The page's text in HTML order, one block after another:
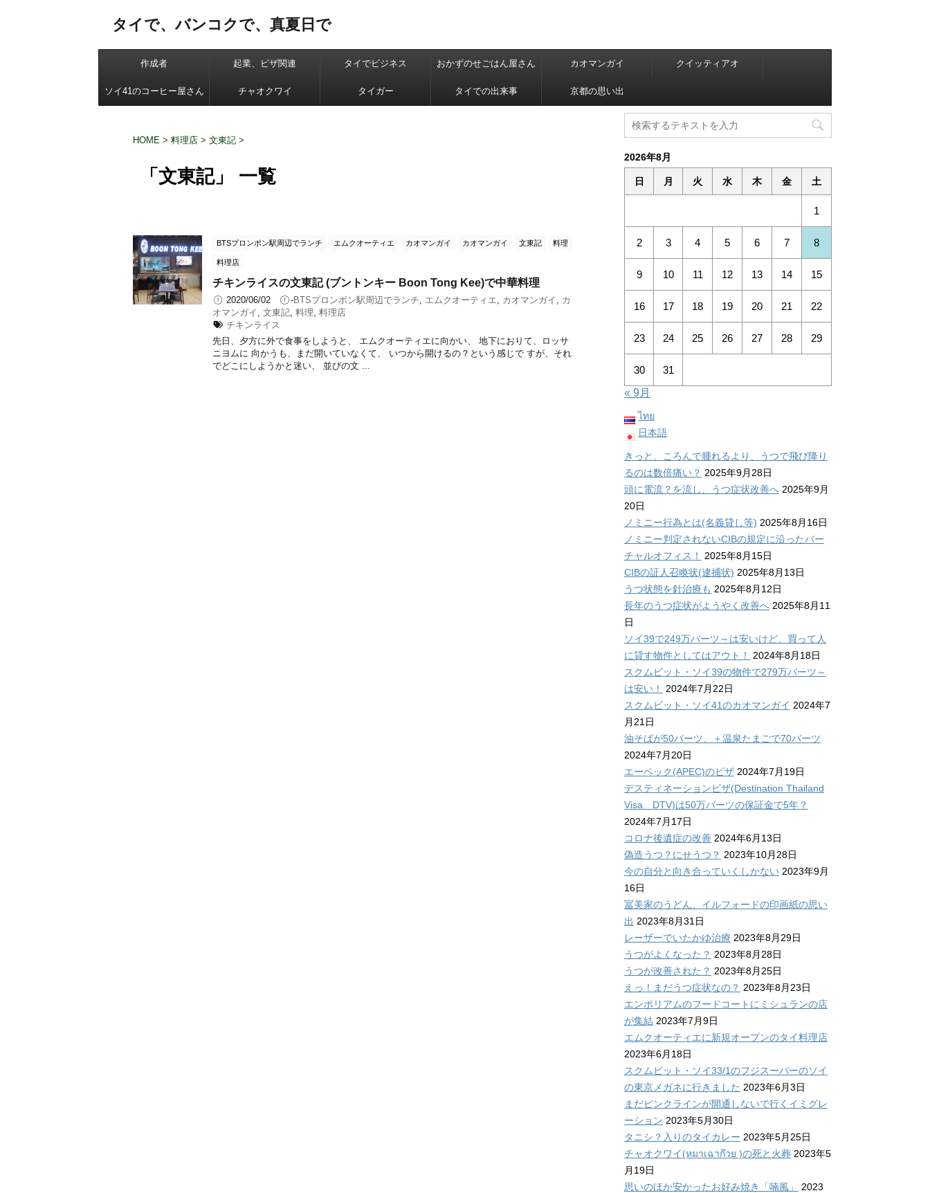
タイで、バンコクで、真夏日で
作成者 起業、ビザ関連 タイでビジネス おかずのせごはん屋さん カオマンガイ クイッティアオ
ソイ41のコーヒー屋さん チャオクワイ タイガー タイでの出来事 京都の思い出
HOME > 料理店 > 文東記 >
「文東記」 一覧
BTSプロンポン駅周辺でランチ エムクオーティエ カオマンガイ カオマンガイ 文東記 料理
料理店
チキンライスの文東記 (ブントンキー Boon Tong Kee)で中華料理
2020/06/02 -BTSプロンポン駅周辺でランチ, エムクオーティエ, カオマンガイ , カ
オマンガイ , 文東記, 料理, 料理店
チキンライス
先日、夕方に外で食事をしようと、 エムクオーティエに向かい、 地下におりて、ロッサ
ニヨムに 向かうも、まだ開いていなくて、 いつから開けるの？という感じで すが、それ
でどこにしようかと迷い、 並びの文 ...
2026年8月
日 月 火 水 木 金 土
1
2 3 4 5 6 7 8
9 10 11 12 13 14 15
16 17 18 19 20 21 22
23 24 25 26 27 28 29
30
31
« 9月
ไทย
日本語
きっと、ころんで腫れるより、うつで飛び降り
るのは数倍痛い？ 2025年9月28日
頭に電流？を流し、うつ症状改善へ 2025年9月
20日
ノミニー行為とは(名義貸し等) 2025年8月16日
ノミニー判定されないCIBの規定に沿ったバー
チャルオフィス！
2025年8月15日
CIBの証人召喚状(逮捕状) 2025年8月13日
うつ状態を針治療も 2025年8月12日
長年のうつ症状がようやく改善へ 2025年8月11
日
ソイ39で249万バーツ～は安いけど、買って人
に貸す物件としてはアウト！
2024年8月18日
スクムビット・ソイ39の物件で279万バーツ～
は安い！
2024年7月22日
スクムビット・ソイ41のカオマンガイ 2024年7
月21日
油そばが50バーツ、＋温泉たまごで70バーツ
2024年7月20日
エーペック(APEC)のビザ 2024年7月19日
デスティネーションビザ(Destination Thailand
Visa DTV)は50万バーツの保証金で5年？
2024年7月17日
コロナ後遺症の改善 2024年6月13日
偽造うつ？にせうつ？ 2023年10月28日
今の自分と向き合っていくしかない 2023年9月
16日
冨美家のうどん、イルフォードの印画紙の思い
出 2023年8月31日
レーザーでいたかゆ治療 2023年8月29日
うつがよくなった？ 2023年8月28日
うつが改善された？ 2023年8月25日
えっ！まだうつ症状なの？ 2023年8月23日
エンポリアムのフードコートにミシュランの店
が集結 2023年7月9日
エムクオーティエに新規オープンのタイ料理店
2023年6月18日
スクムビット・ソイ33/1のフジスーパーのソイ
の東京メガネに行きました 2023年6月3日
まだピンクラインが開通しないで行くイミグレ
ーション 2023年5月30日
タニシ？入りのタイカレー 2023年5月25日
チャオクワイ(หมาเฉาก๊วย )の死と火葬 2023年5
月19日
思いのほか安かったお好み焼き「喃風」
2023